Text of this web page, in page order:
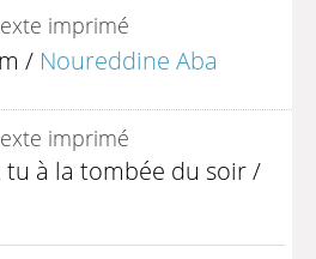
/ Noureddine Aba
tu à la tombée du soir/